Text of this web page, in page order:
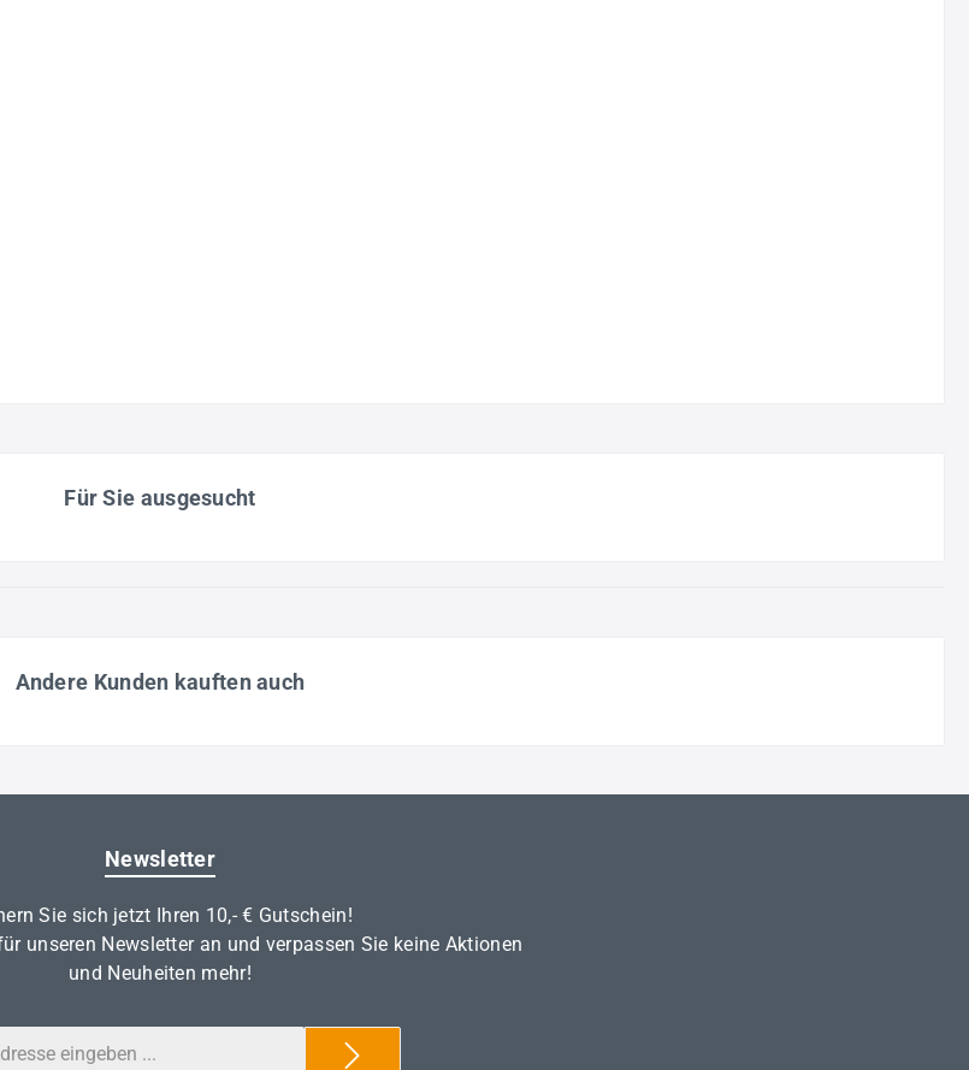
Für Sie ausgesucht
Andere Kunden kauften auch
Newsletter
Sie sich jetzt Ihren 10,- € Gutschein!
unseren Newsletter an und verpassen Sie keine Aktionen
und Neuheiten mehr!